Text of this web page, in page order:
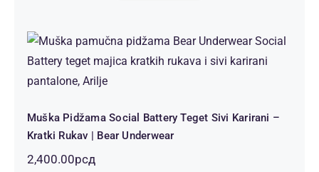
Muška Pidžama Social Battery Teget
Sivi Karirani – Kratki Rukav | Bear
Muška Pidžama Social Battery Teget Sivi Karirani –
Kratki Rukav | Bear Underwear
2,400.00рсд